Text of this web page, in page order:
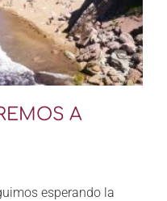
A
esperando la